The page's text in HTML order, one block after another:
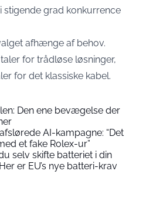
stigende grad konkurrence
afhænge af behov.
for trådløse løsninger,
for det klassiske kabel.
Den ene bevægelse der
AI-kampagne: “Det
et fake Rolex-ur”
selv skifte batteriet i din
er EU’s nye batteri-krav